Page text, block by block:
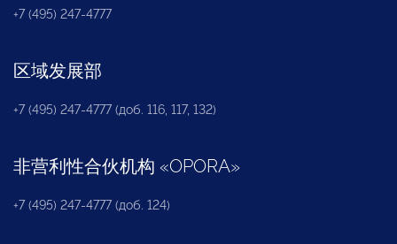
+7 (495) 247-4777
区域发展部
+7 (495) 247-4777 (доб. 116, 117, 132)
非营利性合伙机构 «OPORA»
+7 (495) 247-4777 (доб. 124)